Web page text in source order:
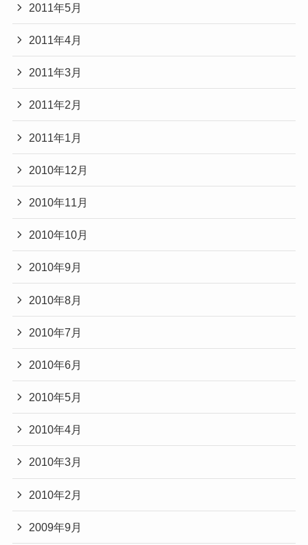
2011年5月
2011年4月
2011年3月
2011年2月
2011年1月
2010年12月
2010年11月
2010年10月
2010年9月
2010年8月
2010年7月
2010年6月
2010年5月
2010年4月
2010年3月
2010年2月
2009年9月